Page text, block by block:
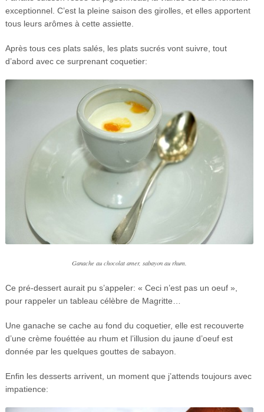
exceptionnel. C’est la pleine saison des girolles, et elles apportent
tous leurs arômes à cette assiette.
Après tous ces plats salés, les plats sucrés vont suivre, tout
d’abord avec ce surprenant coquetier:
Ganache au chocolat amer, sabayon au rhum.
Ce pré-dessert aurait pu s’appeler: « Ceci n’est pas un oeuf »,
pour rappeler un tableau célèbre de Magritte…
Une ganache se cache au fond du coquetier, elle est recouverte
d’une crème fouéttée au rhum et l’illusion du jaune d’oeuf est
donnée par les quelques gouttes de sabayon.
Enfin les desserts arrivent, un moment que j’attends toujours avec
impatience: